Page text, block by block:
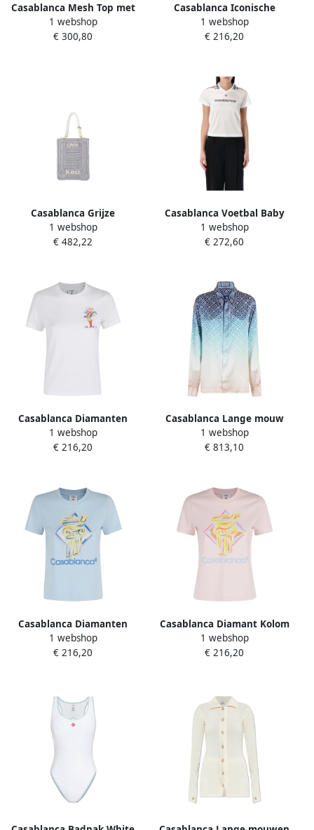
Casablanca Mesh Top met
Print Design Multicolor
Dames
1 webshop
€ 300,80
Casablanca Iconische
Tennisstijl voor
Metafysische Spelers Blue
1 webshop
€ 216,20
Casablanca Grijze
Synthetische Mini Shopper
Gray Dames
1 webshop
€ 482,22
Casablanca Voetbal Baby
Tee White Dames
1 webshop
€ 272,60
Casablanca Diamanten
Kolom T-shirt White Dames
1 webshop
€ 216,20
Casablanca Lange mouw
klassieke kraag overhemd
Multicolor Dames
1 webshop
€ 813,10
Casablanca Diamanten
Kolom T-shirt Blue Dames
1 webshop
€ 216,20
Casablanca Diamant Kolom
T-shirt Pink Dames
1 webshop
€ 216,20